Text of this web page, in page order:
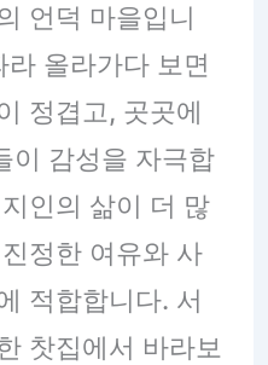
언덕 마을입니
올라가다 보면
정겹고, 곳곳에
이 감성을 자극합
인의 삶이 더 많
정한 여유와 사
적합합니다. 서
찻집에서 바라보